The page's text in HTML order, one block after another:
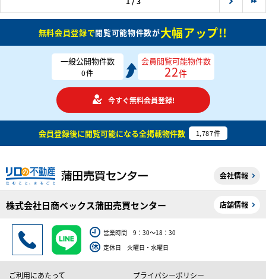
無料会員登録で閲覧可能物件数が大幅アップ!!
一般公開物件数
0件
会員閲覧可能物件数
22件
今すぐ無料会員登録!
会員登録後に閲覧可能になる全掲載物件数 1,787件
会社情報
株式会社日商ベックス蒲田売買センター 店舗情報
営業時間 9：30～18：30
定休日 火曜日・水曜日
ご利用にあたって プライバシーポリシー